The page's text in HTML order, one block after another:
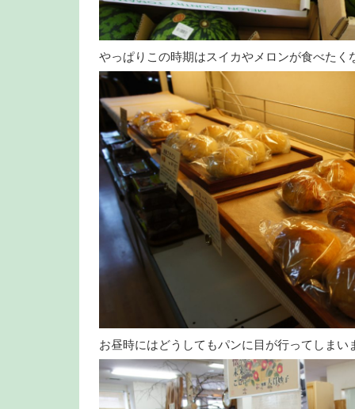
やっぱりこの時期はスイカやメロンが食べたく
お昼時にはどうしてもパンに目が行ってしま